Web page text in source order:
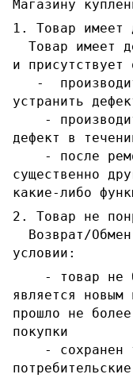
Магазину
1. Товар имеет
Товар имеет
и
-
устранить
-
дефект в
- после
существенно
какие-либо
2. Товар не
Возврат/Обмен
условии:
- товар не
является новым
прошло не
покупки
- сохранен